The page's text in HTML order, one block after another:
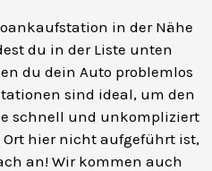
in der Nähe
du in der Liste unten
du dein Auto problemlos
sind ideal, um den
schnell und unkompliziert
hier nicht aufgeführt ist,
an! Wir kommen auch